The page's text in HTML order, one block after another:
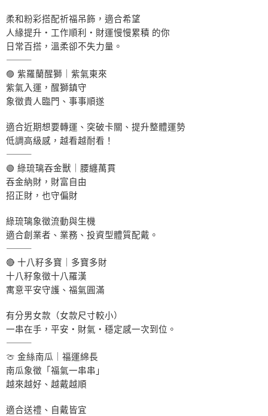
柔和粉彩搭配祈福吊飾，適合希望
人緣提升・工作順利・財運慢慢累積 的你
日常百搭，溫柔卻不失力量。
⸻
🟣 紫羅蘭醒獅｜紫氣東來
紫氣入運，醒獅鎮守
象徵貴人臨門、事事順遂
適合近期想要轉運、突破卡關、提升整體運勢
低調高級感，越看越耐看！
⸻
🟢 綠琉璃吞金獸｜腰纏萬貫
吞金納財，財富自由
招正財，也守偏財
綠琉璃象徵流動與生機
適合創業者、業務、投資型體質配戴。
⸻
🔴 十八籽多寶｜多寶多財
十八籽象徵十八羅漢
寓意平安守護、福氣圓滿
有分男女款（女款尺寸較小）
一串在手，平安・財氣・穩定感一次到位。
⸻
🍈 金絲南瓜｜福運綿長
南瓜象徵「福氣一串串」
越來越好、越戴越順
適合送禮、自戴皆宜